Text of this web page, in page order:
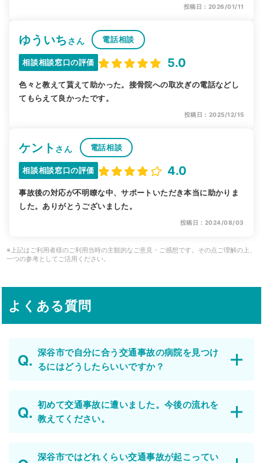
投稿日：2026/01/11
ゆういちさん 電話相談
相談相談窓口の評価 5.0
色々と教えて貰えて助かった。接骨院への取次ぎの電話などし
てもらえて良かったです。
投稿日：2025/12/15
ケント さん 電話相談
相談相談窓口の評価 4.0
事故後の対応が不明瞭な中、サポートいただき本当に助かりま
した。ありがとうございました。
投稿日：2024/08/03
※上記はご利用者様のご利用当時の主観的なご意見・ご感想です。その点ご理解の上、
一つの参考としてご活用ください。
よくある質問
深谷市で自分に合う交通事故の病院を見つけ
るにはどうしたらいいですか？
初めて交通事故に遭いました。今後の流れを
教えてください。
深谷市ではどれくらい交通事故が起こってい